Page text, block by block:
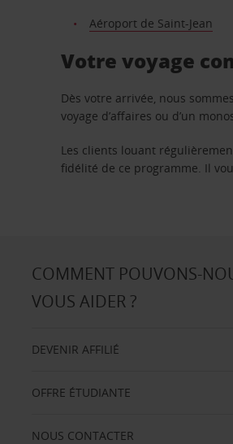
Aéroport de Saint-Jean
Votre voyage
Dès votre arrivée, nous
voyage d’affaires ou d’un
Les clients louant
fidélité de ce programme. Il
COMMENT POUVONS-
VOUS AIDER ?
DEVENIR AFFILIÉ
OFFRE ÉTUDIANTE
NOUS CONTACTER